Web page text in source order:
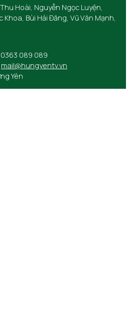
Hoài, Nguyễn Ngọc Luyện,
Khoa, Bùi Hải Đăng, Vũ Văn Mạnh,
089 089
mail@hungyentv.vn
Yên